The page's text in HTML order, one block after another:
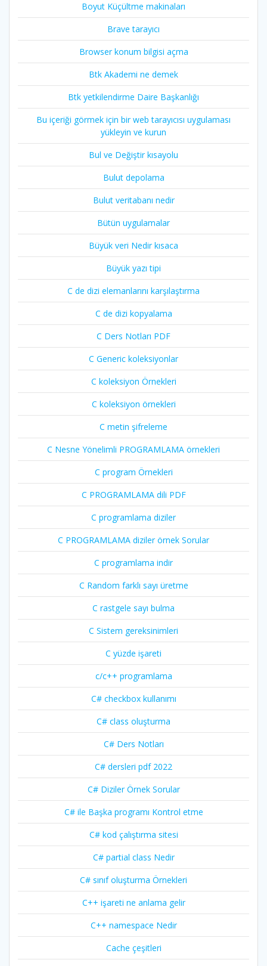
Boyut Küçültme makinaları
Brave tarayıcı
Browser konum bilgisi açma
Btk Akademi ne demek
Btk yetkilendirme Daire Başkanlığı
Bu içeriği görmek için bir web tarayıcısı uygulaması
yükleyin ve kurun
Bul ve Değiştir kısayolu
Bulut depolama
Bulut veritabanı nedir
Bütün uygulamalar
Büyük veri Nedir kısaca
Büyük yazı tipi
C de dizi elemanlarını karşılaştırma
C de dizi kopyalama
C Ders Notları PDF
C Generic koleksiyonlar
C koleksiyon Örnekleri
C koleksiyon örnekleri
C metin şifreleme
C Nesne Yönelimli PROGRAMLAMA örnekleri
C program Örnekleri
C PROGRAMLAMA dili PDF
C programlama diziler
C PROGRAMLAMA diziler örnek Sorular
C programlama indir
C Random farklı sayı üretme
C rastgele sayı bulma
C Sistem gereksinimleri
C yüzde işareti
c/c++ programlama
C# checkbox kullanımı
C# class oluşturma
C# Ders Notları
C# dersleri pdf 2022
C# Diziler Örnek Sorular
C# ile Başka programı Kontrol etme
C# kod çalıştırma sitesi
C# partial class Nedir
C# sınıf oluşturma Örnekleri
C++ işareti ne anlama gelir
C++ namespace Nedir
Cache çeşitleri